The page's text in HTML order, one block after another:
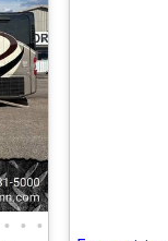
• • •